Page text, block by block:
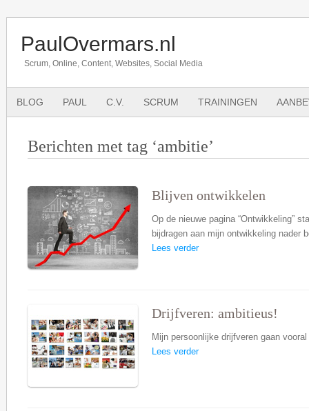
PaulOvermars.nl
Scrum, Online, Content, Websites, Social Media
BLOG PAUL C.V. SCRUM TRAININGEN
Berichten met tag ‘ambitie’
Blijven ontwikkelen
Op de nieuwe pagina “Ontwikkeling”
bijdragen aan mijn ontwikkeling nader
Lees verder
Drijfveren: ambitieus!
Mijn persoonlijke drijfveren gaan
Lees verder